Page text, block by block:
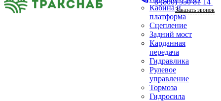
Кабина и
платформа
Сцепление
Задний мост
Карданная
передача
Гидравлика
Рулевое
управление
Тормоза
Гидросила
Заказать звонок